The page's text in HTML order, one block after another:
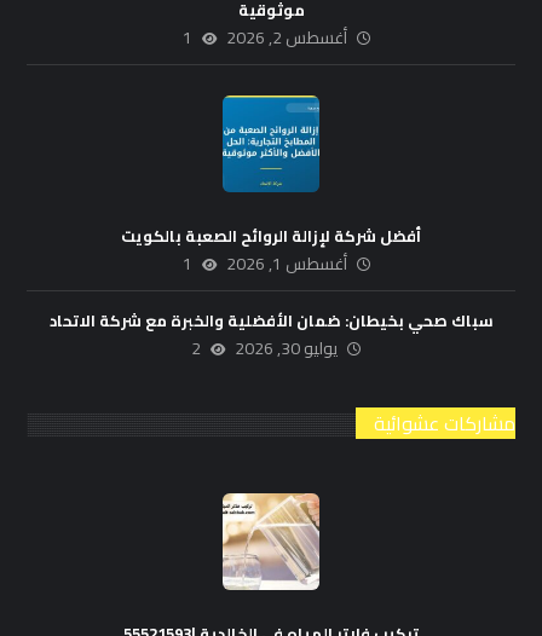
موثوقية
أغسطس 2, 2026 1
أفضل شركة لإزالة الروائح الصعبة بالكويت
أغسطس 1, 2026 1
سباك صحي بخيطان: ضمان الأفضلية والخبرة مع شركة الاتحاد
يوليو 30, 2026 2
مشاركات عشوائية